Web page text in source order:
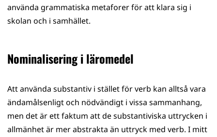
använda grammatiska metaforer för att klara sig i
skolan och i samhället.
Nominalisering i läromedel
Att använda substantiv i stället för verb kan alltså vara
ändamålsenligt och nödvändigt i vissa sammanhang,
men det är ett faktum att de substantiviska uttrycken i
allmänhet är mer abstrakta än uttryck med verb. I mitt